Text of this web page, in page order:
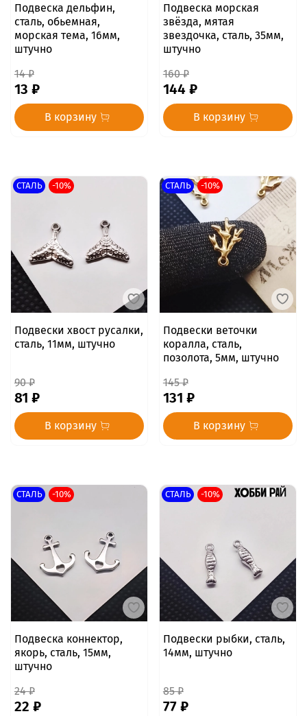
Подвеска дельфин,
сталь, обьемная,
морская тема, 16мм,
штучно
14 ₽
13 ₽
В корзину
Подвеска морская
звёзда, мятая
звездочка, сталь, 35мм,
штучно
160 ₽
144 ₽
В корзину
СТАЛЬ -10%
Подвески хвост русалки,
сталь, 11мм, штучно
90 ₽
81 ₽
В корзину
СТАЛЬ -10%
Подвески веточки
коралла, сталь,
позолота, 5мм, штучно
145 ₽
131 ₽
В корзину
СТАЛЬ -10%
Подвеска коннектор,
якорь, сталь, 15мм,
штучно
24 ₽
22 ₽
СТАЛЬ -10%
Подвески рыбки, сталь,
14мм, штучно
85 ₽
77 ₽